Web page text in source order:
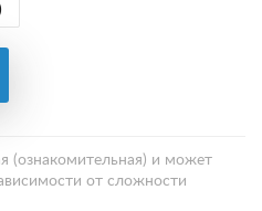
(ознакомительная) и может
от сложности